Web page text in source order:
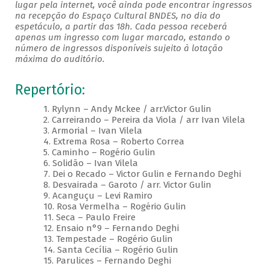
lugar pela internet, você ainda pode encontrar ingressos
na recepção do Espaço Cultural BNDES, no dia do
espetáculo, a partir das 18h. Cada pessoa receberá
apenas um ingresso com lugar marcado, estando o
número de ingressos disponíveis sujeito à lotação
máxima do auditório.
Repertório:
1. Rylynn – Andy Mckee / arr.Victor Gulin
2. Carreirando – Pereira da Viola / arr Ivan Vilela
3. Armorial – Ivan Vilela
4. Extrema Rosa – Roberto Correa
5. Caminho – Rogério Gulin
6. Solidão – Ivan Vilela
7. Dei o Recado – Victor Gulin e Fernando Deghi
8. Desvairada – Garoto / arr. Victor Gulin
9. Acanguçu – Levi Ramiro
10. Rosa Vermelha – Rogério Gulin
11. Seca – Paulo Freire
12. Ensaio n°9 – Fernando Deghi
13. Tempestade – Rogério Gulin
14. Santa Cecília – Rogério Gulin
15. Parulices – Fernando Deghi